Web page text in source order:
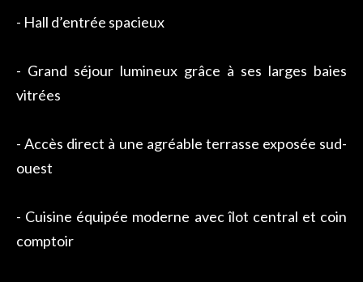
- Hall d’entrée spacieux
- Grand séjour lumineux grâce à ses larges baies
vitrées
- Accès direct à une agréable terrasse exposée sud-
ouest
- Cuisine équipée moderne avec îlot central et coin
comptoir